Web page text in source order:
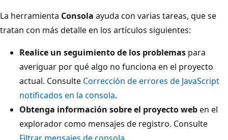
La herramienta Consola ayuda con varias tareas, que se
tratan con más detalle en los artículos siguientes:
Realice un seguimiento de los problemas para
averiguar por qué algo no funciona en el proyecto
actual. Consulte Corrección de errores de JavaScript
notificados en la consola.
Obtenga información sobre el proyecto weben el
explorador como mensajes de registro. Consulte
Filtrar mensajes de consola.